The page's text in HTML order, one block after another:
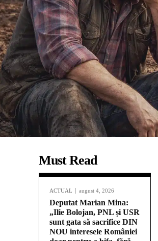
Must Read
ACTUAL august 4, 2026
Deputat Marian Mina:
„Ilie Bolojan, PNL și USR
sunt gata să sacrifice DIN
NOU interesele României